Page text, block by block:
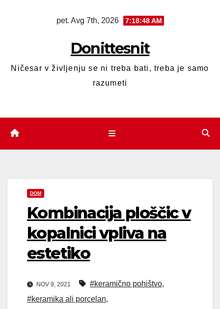
pet. Avg 7th, 2026 7:18:49 AM
Donittesnit
Ničesar v življenju se ni treba bati, treba je samo
razumeti
DOM
Kombinacija ploščic v
kopalnici vpliva na
estetiko
NOV 9, 2021 #keramično pohištvo,
#keramika ali porcelan,